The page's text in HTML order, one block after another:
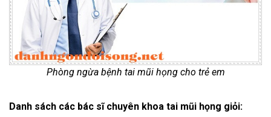
Phòng ngừa bệnh tai mũi họng cho trẻ em
Danh sách các bác sĩ chuyên khoa tai mũi họng giỏi: